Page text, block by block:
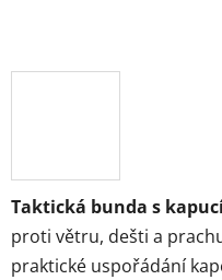
Taktická bunda s
proti větru, dešti a
praktické uspořádání